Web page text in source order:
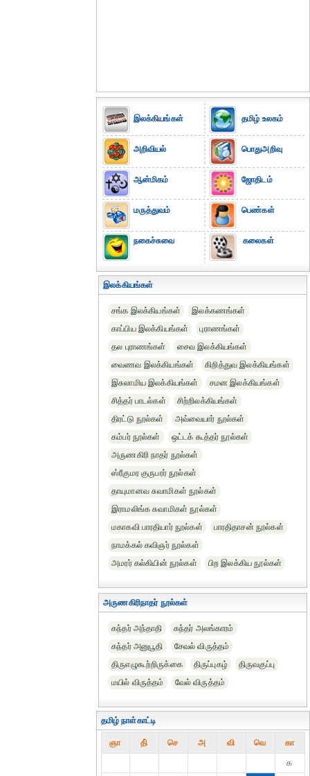
இலக்கியங்கள்
அறிவியல்
ஆன்மிகம்
மருத்துவம்
நகைச்சுவை
தமிழ் உலகம்
பொதுஅறிவு
ஜோதிடம்
பெண்கள்
கலைகள்
இலக்கியங்கள்
சங்க இலக்கியங்கள்
இலக்கணங்கள்
காப்பிய இலக்கியங்கள்
புராணங்கள்
தல புராணங்கள்
சைவ இலக்கியங்கள்
வைணவ இலக்கியங்கள்
கிறித்துவ இலக்கியங்கள்
இசுலாமிய இலக்கியங்கள்
சமன இலக்கியங்கள்
சித்தர் பாடல்கள்
சிற்றிலக்கியங்கள்
திரட்டு நூல்கள்
அவ்வையார் நூல்கள்
கம்பர் நூல்கள்
ஒட்டக் கூத்தர் நூல்கள்
அருணகிரி நாதர் நூல்கள்
ஸ்ரீகுமர குருபரர் நூல்கள்
தாயுமானவ சுவாமிகள் நூல்கள்
இராமலிங்க சுவாமிகள் நூல்கள்
மகாகவி பாரதியார் நூல்கள்
பாரதிதாசன் நூல்கள்
நாமக்கல் கவிஞர் நூல்கள்
அமரர் கல்கியின் நூல்கள்
பிற இலக்கிய நூல்கள்
அருணகிரிநாதர் நூல்கள்
கந்தர் அந்தாதி
கந்தர் அலங்காரம்
கந்தர் அனுபூதி
சேவல் விருத்தம்
திருஎழுகூற்றிருக்கை
திருப்புகழ்
திருவகுப்பு
மயில் விருத்தம்
வேல் விருத்தம்
தமிழ் நாள்காட்டி
ஞா தி் செ அ வி வெ கா
௧